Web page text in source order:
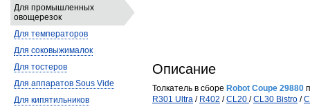
Описание
Толкатель в сборе Robot Coupe 29880
R301 Ultra / R402 /CL20 /CL30 Bistro /
Для промышленных
овощерезок
Для температоров
Для соковыжималок
Для тостеров
Для аппаратов Sous Vide
Для кипятильников